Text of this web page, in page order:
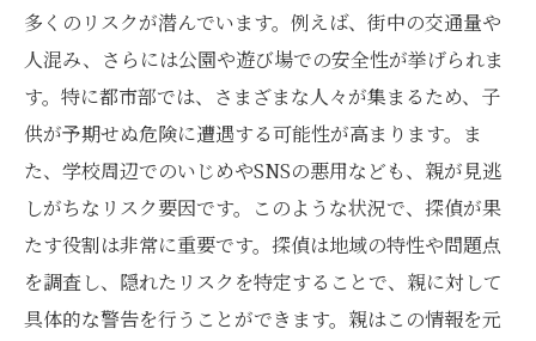
多くのリスクが潜んでいます。例えば、街中の交通量や
人混み、さらには公園や遊び場での安全性が挙げられま
す。特に都市部では、さまざまな人々が集まるため、子
供が予期せぬ危険に遭遇する可能性が高まります。ま
た、学校周辺でのいじめやSNSの悪用なども、親が見逃
しがちなリスク要因です。このような状況で、探偵が果
たす役割は非常に重要です。探偵は地域の特性や問題点
を調査し、隠れたリスクを特定することで、親に対して
具体的な警告を行うことができます。親はこの情報を元